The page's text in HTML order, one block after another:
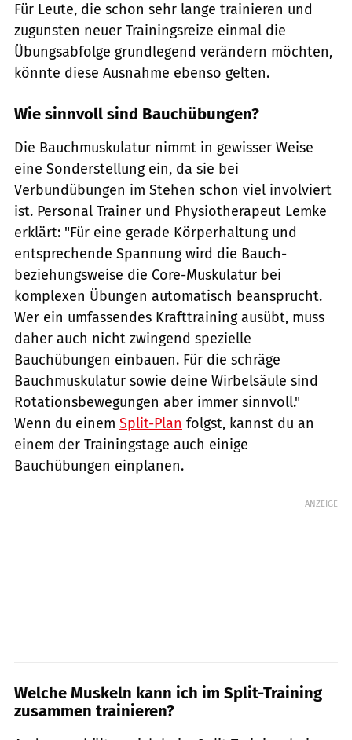
Für Leute, die schon sehr lange trainieren und
zugunsten neuer Trainingsreize einmal die
Übungsabfolge grundlegend verändern möchten,
könnte diese Ausnahme ebenso gelten.
Wie sinnvoll sind Bauchübungen?
Die Bauchmuskulatur nimmt in gewisser Weise
eine Sonderstellung ein, da sie bei
Verbundübungen im Stehen schon viel involviert
ist. Personal Trainer und Physiotherapeut Lemke
erklärt: "Für eine gerade Körperhaltung und
entsprechende Spannung wird die Bauch-
beziehungsweise die Core-Muskulatur bei
komplexen Übungen automatisch beansprucht.
Wer ein umfassendes Krafttraining ausübt, muss
daher auch nicht zwingend spezielle
Bauchübungen einbauen. Für die schräge
Bauchmuskulatur sowie deine Wirbelsäule sind
Rotationsbewegungen aber immer sinnvoll."
Wenn du einem Split-Plan folgst, kannst du an
einem der Trainingstage auch einige
Bauchübungen einplanen.
ANZEIGE
Welche Muskeln kann ich im Split-Training
zusammen trainieren?